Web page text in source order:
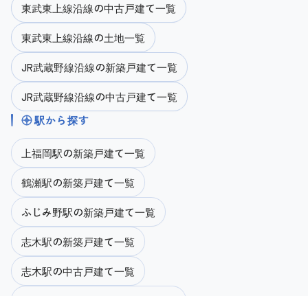
2026.08.06 新築戸建て 三芳町藤久保第25期
NEW
2026.08.06
価格が変更されました
新築戸建て ふじみ野市桜ヶ丘第4期
NEW
2026.08.06
画像が3枚追加されました
新築戸建て ふじみ野市上福岡11期 2号棟
NEW
2026.08.06
画像が3枚追加されました
新築戸建て ふじみ野市上福岡11期 1号棟
東武東上線沿線の中古戸建て一覧
東武東上線沿線の土地一覧
JR武蔵野線沿線の新築戸建て一覧
JR武蔵野線沿線の中古戸建て一覧
駅から探す
上福岡駅の新築戸建て一覧
鶴瀬駅の新築戸建て一覧
ふじみ野駅の新築戸建て一覧
志木駅の新築戸建て一覧
志木駅の中古戸建て一覧